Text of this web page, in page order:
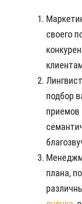
своего
подбор
плана,